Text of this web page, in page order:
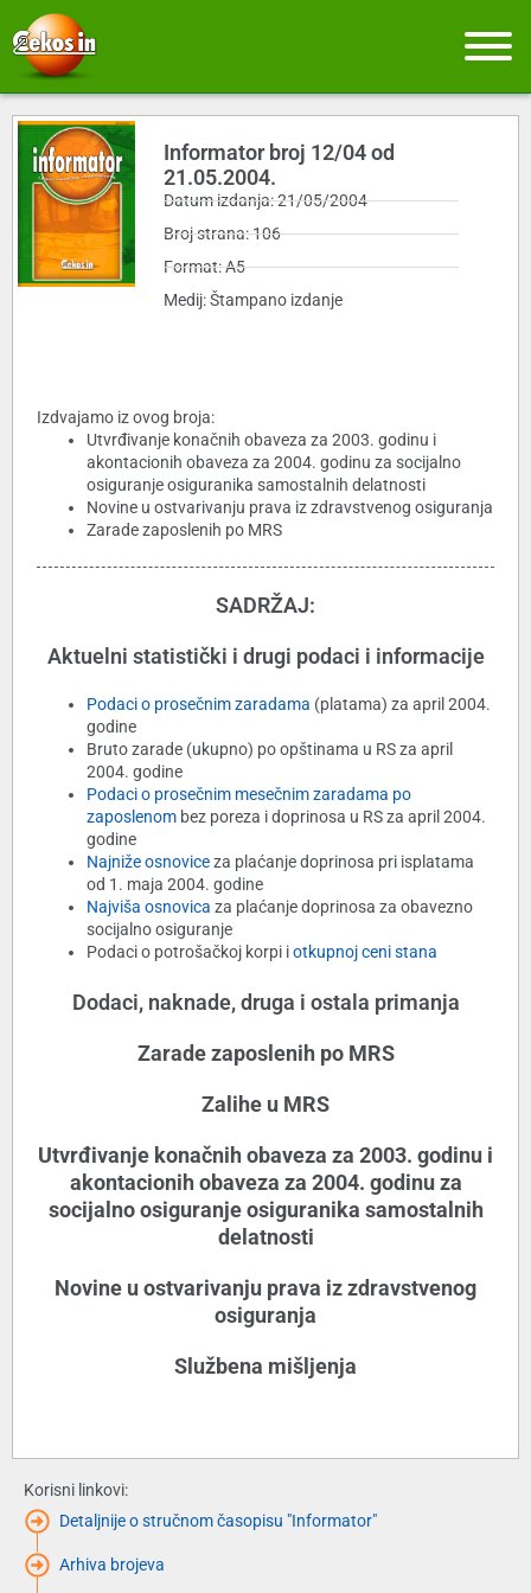
Informator broj 12/04 od
21.05.2004.
Datum izdanja: 21/05/2004
Broj strana: 106
Format: A5
Medij: Štampano izdanje
Izdvajamo iz ovog broja:
Utvrđivanje konačnih obaveza za 2003. godinu i
akontacionih obaveza za 2004. godinu za socijalno
osiguranje osiguranika samostalnih delatnosti
Novine u ostvarivanju prava iz zdravstvenog osiguranja
Zarade zaposlenih po MRS
SADRŽAJ:
Aktuelni statistički i drugi podaci i informacije
Podaci o prosečnim zaradama (platama) za april 2004.
godine
Bruto zarade (ukupno) po opštinama u RS za april
2004. godine
Podaci o prosečnim mesečnim zaradama po
zaposlenom bez poreza i doprinosa u RS za april 2004.
godine
Najniže osnoviceza plaćanje doprinosa pri isplatama
od 1. maja 2004. godine
Najviša osnovica za plaćanje doprinosa za obavezno
socijalno osiguranje
Podaci o potrošačkoj korpi iotkupnoj ceni stana
Dodaci, naknade, druga i ostala primanja
Zarade zaposlenih po MRS
Zalihe u MRS
Utvrđivanje konačnih obaveza za 2003. godinu i
akontacionih obaveza za 2004. godinu za
socijalno osiguranje osiguranika samostalnih
delatnosti
Novine u ostvarivanju prava iz zdravstvenog
osiguranja
Službena mišljenja
Korisni linkovi:
Detaljnije o stručnom časopisu "Informator"
Arhiva brojeva